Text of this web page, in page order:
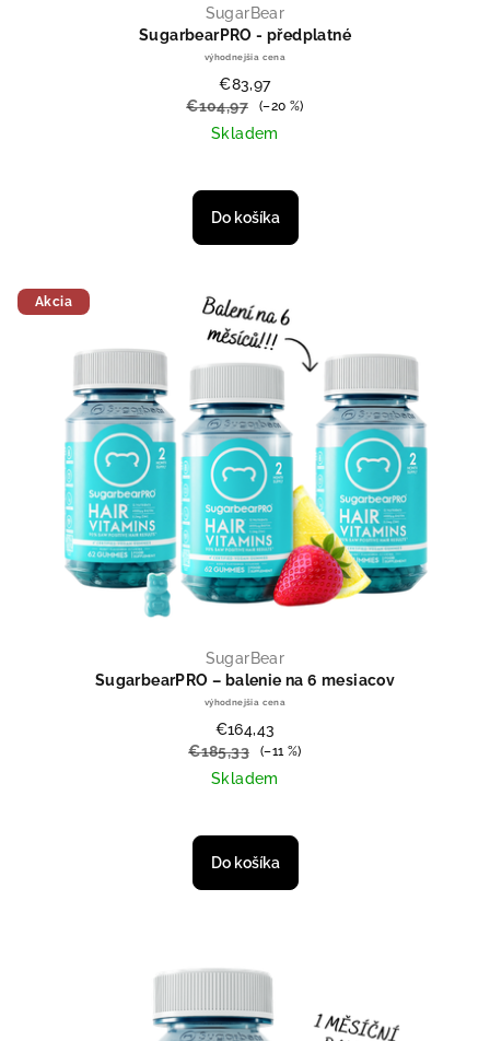
SugarBear
SugarbearPRO - předplatné
výhodnejšia cena
€83,97
€104,97
(–20 %)
Skladem
Do košíka
Akcia
SugarBear
SugarbearPRO – balenie na 6 mesiacov
výhodnejšia cena
€164,43
€185,33
(–11 %)
Skladem
Do košíka